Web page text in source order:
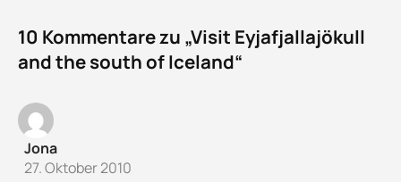
10 Kommentare zu „Visit Eyjafjallajökull
and the south of Iceland“
Jona
27. Oktober 2010